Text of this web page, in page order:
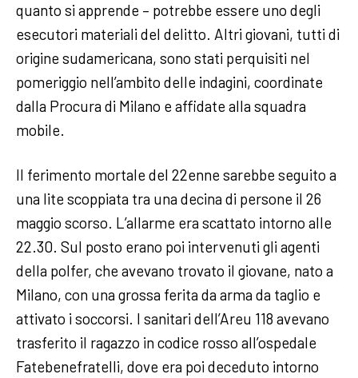
quanto si apprende – potrebbe essere uno degli
esecutori materiali del delitto. Altri giovani, tutti di
origine sudamericana, sono stati perquisiti nel
pomeriggio nell’ambito delle indagini, coordinate
dalla Procura di Milano e affidate alla squadra
mobile.
Il ferimento mortale del 22enne sarebbe seguito a
una lite scoppiata tra una decina di persone il 26
maggio scorso. L’allarme era scattato intorno alle
22.30. Sul posto erano poi intervenuti gli agenti
della polfer, che avevano trovato il giovane, nato a
Milano, con una grossa ferita da arma da taglio e
attivato i soccorsi. I sanitari dell’Areu 118 avevano
trasferito il ragazzo in codice rosso all’ospedale
Fatebenefratelli, dove era poi deceduto intorno